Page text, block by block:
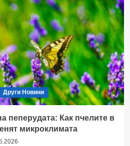
Други Новини
пеперудата: Как пчелите в
микроклимата